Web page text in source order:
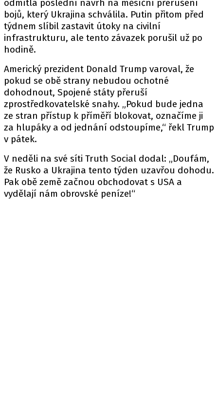
odmítla poslední návrh na měsíční přerušení
bojů, který Ukrajina schválila. Putin přitom před
týdnem slíbil zastavit útoky na civilní
infrastrukturu, ale tento závazek porušil už po
hodině.
Americký prezident Donald Trump varoval, že
pokud se obě strany nebudou ochotné
dohodnout, Spojené státy přeruší
zprostředkovatelské snahy. „Pokud bude jedna
ze stran přístup k příměří blokovat, označíme ji
za hlupáky a od jednání odstoupíme,“ řekl Trump
v pátek.
V neděli na své síti Truth Social dodal: „Doufám,
že Rusko a Ukrajina tento týden uzavřou dohodu.
Pak obě země začnou obchodovat s USA a
vydělají nám obrovské peníze!“